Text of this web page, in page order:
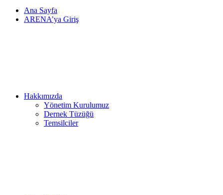
Ana Sayfa
ARENA’ya Giriş
Hakkımızda
Yönetim Kurulumuz
Dernek Tüzüğü
Temsilciler